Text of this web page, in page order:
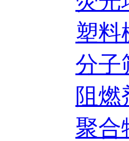
塑料
分子
阻燃
聚合